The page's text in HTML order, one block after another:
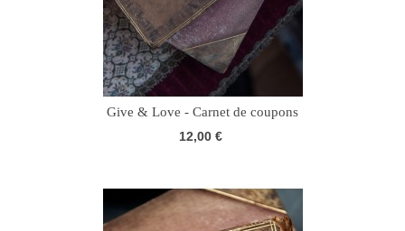
Give & Love - Carnet de coupons
12,00 €